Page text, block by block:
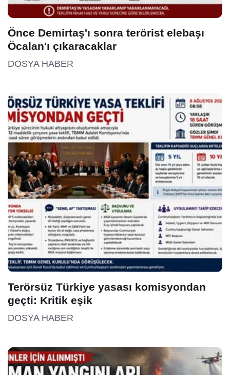
Önce Demirtaş'ı sonra terörist elebaşı
Öcalan'ı çıkaracaklar
DOSYA HABER
Terörsüz Türkiye yasası komisyondan
geçti: Kritik eşik
DOSYA HABER